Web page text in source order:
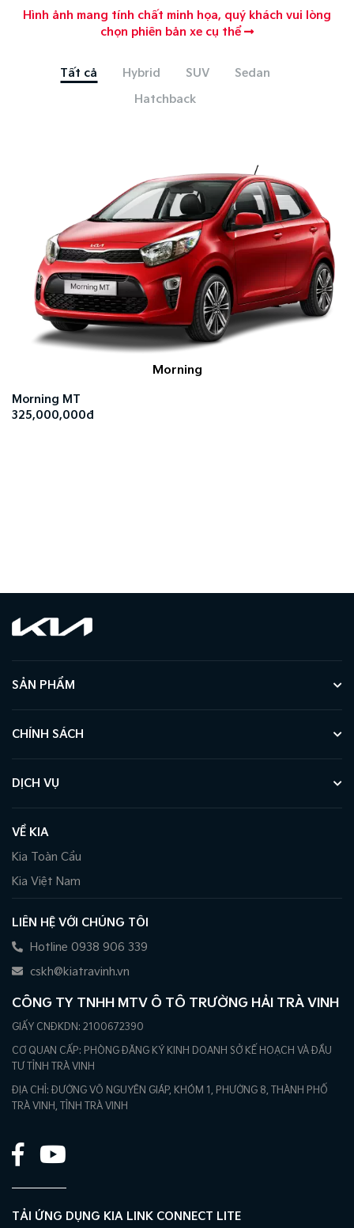
Hình ảnh mang tính chất minh họa, quý khách vui lòng
chọn phiên bản xe cụ thể
Tất cả Hybrid SUV
Sedan
Hatchback
Morning
Morning MT
325,000,000đ
SẢN PHẨM
CHÍNH SÁCH
DỊCH VỤ
VỀ KIA
Kia Toàn Cầu
Kia Việt Nam
LIÊN HỆ VỚI CHÚNG TÔI
Hotline 0938 906 339
cskh@kiatravinh.vn
CÔNG TY TNHH MTV Ô TÔ TRƯỜNG HẢI TRÀ VINH
GIẤY CNĐKDN: 2100672390
CƠ QUAN CẤP: PHÒNG ĐĂNG KÝ KINH DOANH SỞ KẾ HOẠCH VÀ ĐẦU
TƯ TỈNH TRÀ VINH
ĐỊA CHỈ: ĐƯỜNG VÕ NGUYÊN GIÁP, KHÓM 1, PHƯỜNG 8, THÀNH PHỐ
TRÀ VINH, TỈNH TRÀ VINH
TẢI ỨNG DỤNG KIA LINK CONNECT LITE